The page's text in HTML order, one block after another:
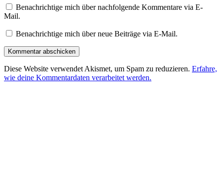
Benachrichtige mich über nachfolgende Kommentare via E-
Mail.
Benachrichtige mich über neue Beiträge via E-Mail.
Diese Website verwendet Akismet, um Spam zu reduzieren. Erfahre,
wie deine Kommentardaten verarbeitet werden.